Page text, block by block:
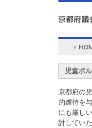
児童ポ
京都府の
的虐待を
にも厳し
討してい